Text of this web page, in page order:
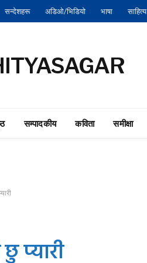
सन्देशहरू अडिओ/भिडियो भाषा साहित्य
सम्पादकीय कविता समीक्षा
प्यारी